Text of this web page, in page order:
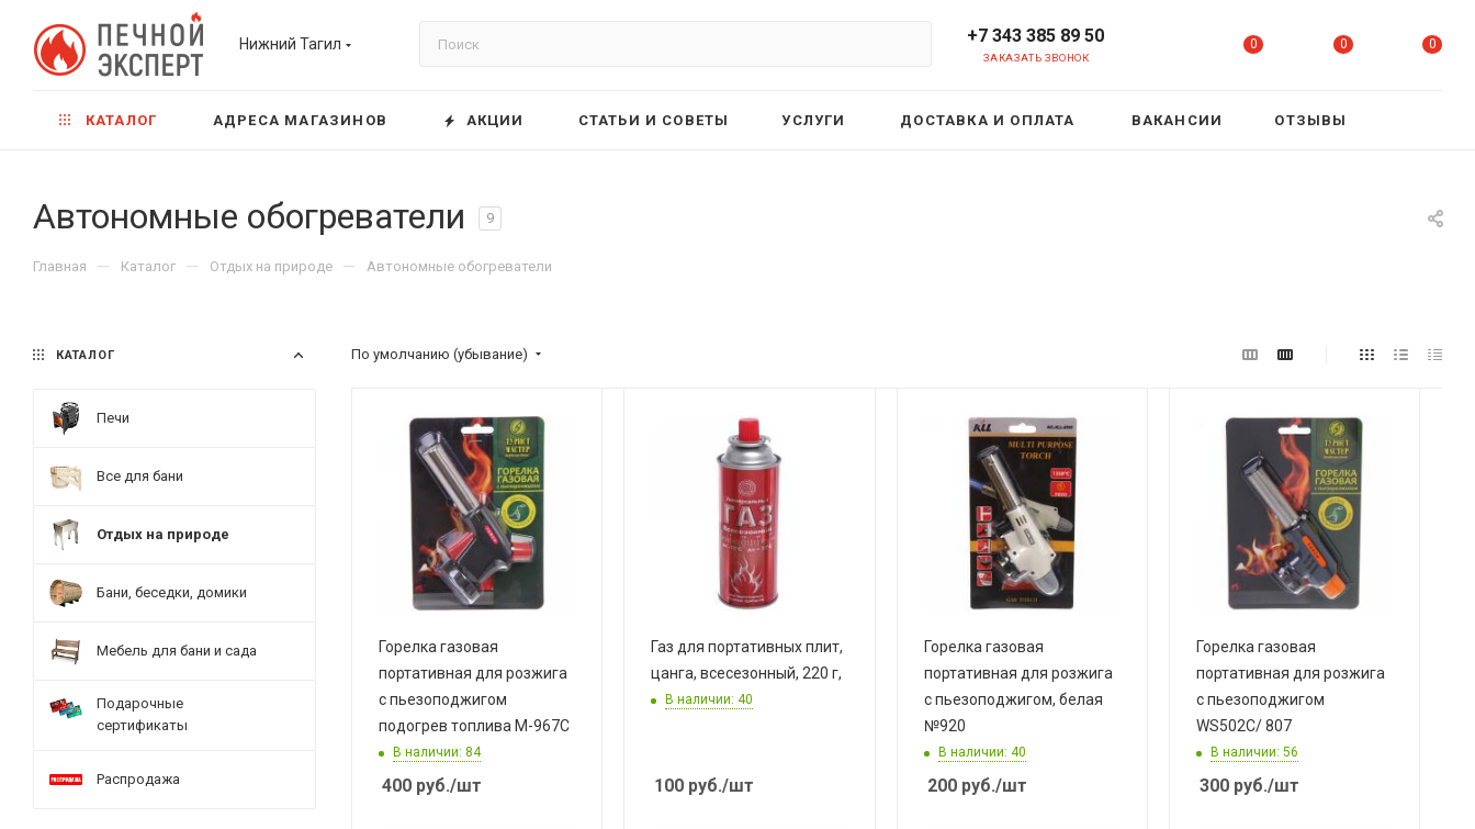
Нижний Тагил +7 343 385 89 50
ЗАКАЗАТЬ ЗВОНОК
0 0 0
КАТАЛОГ АДРЕСА МАГАЗИНОВ АКЦИИ СТАТЬИ И СОВЕТЫ УСЛУГИ ДОСТАВКА И ОПЛАТА ВАКАНСИИ ОТЗЫВЫ
Автономные обогреватели 9
Главная — Каталог — Отдых на природе — Автономные обогреватели
По умолчанию (убывание)
Горелка газовая
портативная для розжига
с пьезоподжигом
подогрев топлива M-967C
В наличии: 84
400 руб./шт
Газ для портативных плит,
цанга, всесезонный, 220 г,
В наличии: 40
100 руб./шт
Горелка газовая
портативная для розжига
с пьезоподжигом, белая
№920
В наличии: 40
200руб./шт
Горелка газовая
портативная для розжига
с пьезоподжигом
WS502C/ 807
В наличии: 56
300руб./шт
КАТАЛОГ
Печи
Все для бани
Отдых на природе
Бани, беседки, домики
Мебель для бани и сада
Подарочные
сертификаты
Распродажа